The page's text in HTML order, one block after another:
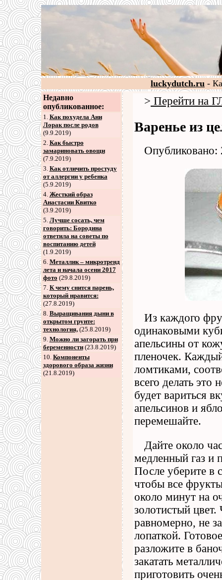
luckydutch.ru -
Недавно
опубликованное:
1. Как похудела Ани
Лорак после родов
(9.9.2019)
2. Как быстро
замариновать овощи
(7.9.2019)
3. Как отличить простуду
от аллергии у ребенка
(5.9.2019)
4. Жесткий образ
Анастасии Квитко
(3.9.2019)
5. Лучше сосать, чем
говорить: Бородина
ответила на советы по
воспитанию детей
(1.9.2019)
6. Металлик – микротренд
лета и начала осени 2017
фото (29.8.2019)
7. К чему снится парень,
который нравится:
(27.8.2019)
8. Выращивания дыни в
открытом грунте:
технология,(25.8.2019)
9. Можно ли загорать при
беременности(23.8.2019)
10. Компоненты
здорового образа жизни
(21.8.2019)
> Перейти на
Варенье из
Опубликовано:
Из каждого
одинаковыми
апельсины от
пленочек.
ломтиками,
всего делать это
будет вариться
апельсинов и
перемешайте.
Дайте около
медленный газ и
После уберите в
чтобы все
около минут на
золотистый
равномерно, не
лопаткой.
разложите в
закатать
приготовить